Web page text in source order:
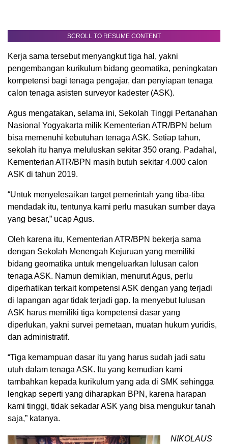
SCROLL TO RESUME CONTENT
Kerja sama tersebut menyangkut tiga hal, yakni
pengembangan kurikulum bidang geomatika, peningkatan
kompetensi bagi tenaga pengajar, dan penyiapan tenaga
calon tenaga asisten surveyor kadester (ASK).
Agus mengatakan, selama ini, Sekolah Tinggi Pertanahan
Nasional Yogyakarta milik Kementerian ATR/BPN belum
bisa memenuhi kebutuhan tenaga ASK. Setiap tahun,
sekolah itu hanya meluluskan sekitar 350 orang. Padahal,
Kementerian ATR/BPN masih butuh sekitar 4.000 calon
ASK di tahun 2019.
“Untuk menyelesaikan target pemerintah yang tiba-tiba
mendadak itu, tentunya kami perlu masukan sumber daya
yang besar,” ucap Agus.
Oleh karena itu, Kementerian ATR/BPN bekerja sama
dengan Sekolah Menengah Kejuruan yang memiliki
bidang geomatika untuk mengeluarkan lulusan calon
tenaga ASK. Namun demikian, menurut Agus, perlu
diperhatikan terkait kompetensi ASK dengan yang terjadi
di lapangan agar tidak terjadi gap. Ia menyebut lulusan
ASK harus memiliki tiga kompetensi dasar yang
diperlukan, yakni survei pemetaan, muatan hukum yuridis,
dan administratif.
“Tiga kemampuan dasar itu yang harus sudah jadi satu
utuh dalam tenaga ASK. Itu yang kemudian kami
tambahkan kepada kurikulum yang ada di SMK sehingga
lengkap seperti yang diharapkan BPN, karena harapan
kami tinggi, tidak sekadar ASK yang bisa mengukur tanah
saja,” katanya.
NIKOLAUS